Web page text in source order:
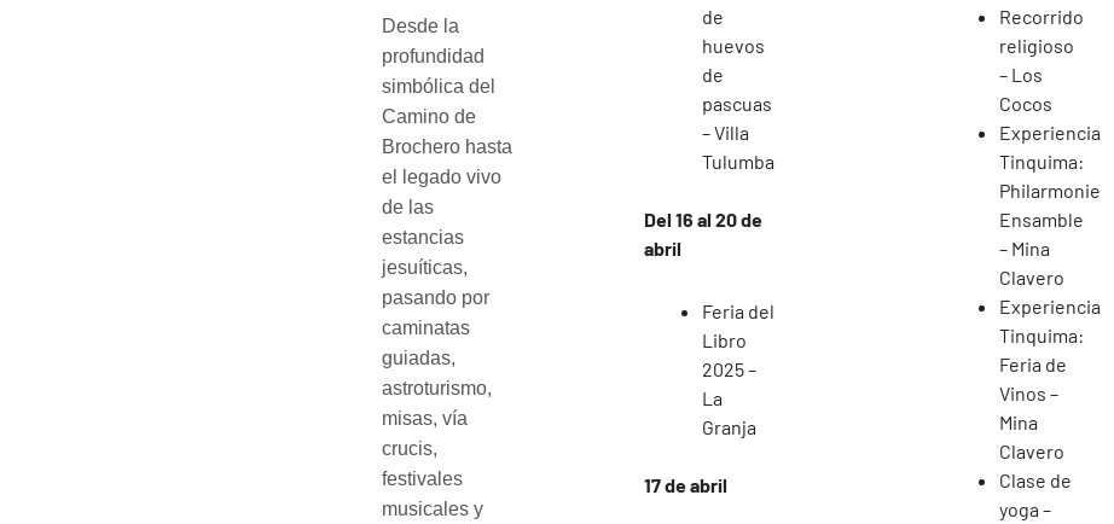
Desde la
profundidad
simbólica del
Camino de
Brochero hasta
el legado vivo
de las
estancias
jesuíticas,
pasando por
caminatas
guiadas,
astroturismo,
misas, vía
crucis,
festivales
musicales y
de
huevos
de
pascuas
– Villa
Tulumba
Del 16 al 20 de
abril
Feria del
Libro
2025 –
La
Granja
17 de abril
Recorrido
religioso
– Los
Cocos
Experiencia
Tinquima:
Philarmonie
Ensamble
– Mina
Clavero
Experiencia
Tinquima:
Feria de
Vinos –
Mina
Clavero
Clase de
yoga –